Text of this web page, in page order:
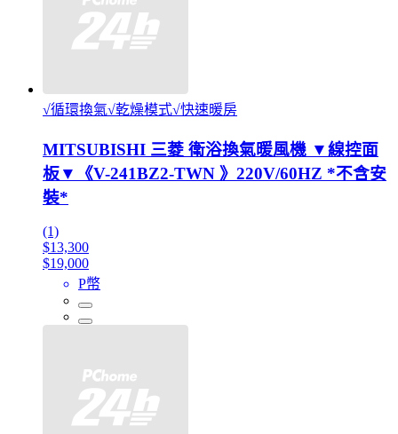
√循環換氣√乾燥模式√快速暖房
MITSUBISHI 三菱 衛浴換氣暖風機 ▼線控面
板▼《V-241BZ2-TWN 》220V/60HZ *不含安
裝*
(1)
$13,300
$19,000
P幣